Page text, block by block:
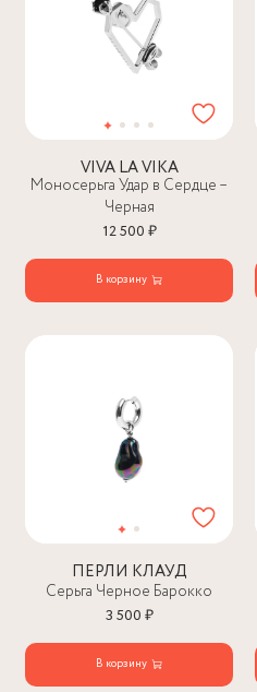
VIVA LA VIKA
Моносерьга Удар в Сердце –
Черная
12 500 ₽
В корзину
ПЕРЛИ КЛАУД
Серьга Черное Барокко
3 500 ₽
В корзину